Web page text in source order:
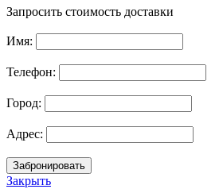
Запросить стоимость доставки
Имя:
Телефон:
Город:
Адрес:
Закрыть